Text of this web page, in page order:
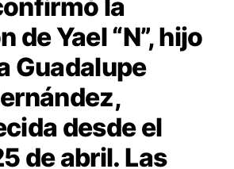
la
de Yael “N”, hijo
Guadalupe
desde el
de abril. Las